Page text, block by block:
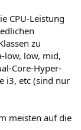
CPU-Leistung
zu
low, low, mid,
Core-Hyper-
i3, etc (sind nur
meisten auf die